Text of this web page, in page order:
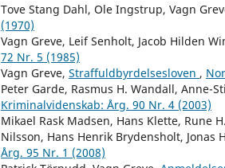
Tove Stang Dahl, Ole Ingstrup, Vagn
(1970)
Vagn Greve, Leif Senholt, Jacob Hilden
72 Nr. 5 (1985)
Vagn Greve, Straffuldbyrdelsesloven ,
Peter Garde, Rasmus H. Wandall, Anne-
Kriminalvidenskab: Årg. 90 Nr. 4 (2003)
Mikael Rask Madsen, Hans Klette, Rune
Nilsson, Hans Henrik Brydensholt, Jonas
Årg. 95 Nr. 1 (2008)